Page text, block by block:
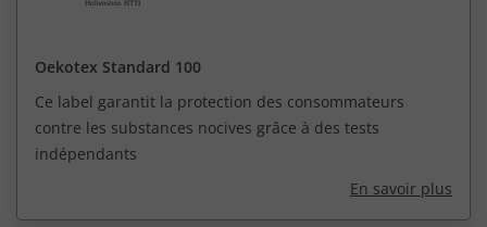
Oekotex Standard 100
Ce label garantit la protection des consommateurs
contre les substances nocives grâce à des tests
indépendants
En savoir plus